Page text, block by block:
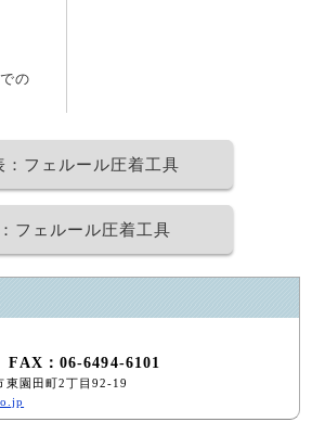
の
：フェルール圧着工具
フェルール圧着工具
FAX：06-6494-6101
園田町2丁目92-19